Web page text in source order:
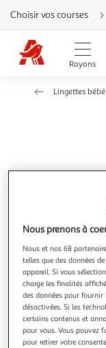
Aller
directement
au
contenu
Aller
directement
Aller
rubrique
Choisir vos courses
Rayons
Lingettes bébé
Nous prenons à
Nous et nos 68
telles que des données
appareil. Si vous
charge les finalités
des données pour fournir
désactivées. Si les
certains contenus et
pour vous. Vous pouvez
pour retirer votre